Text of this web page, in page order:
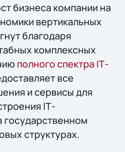
бизнеса компании на
вертикальных
благодаря
комплексных
полного спектра IТ-
все
и сервисы для
IТ-
государственном
структурах.